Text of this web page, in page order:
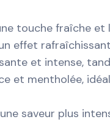
touche fraîche et
effet
et intense,
et mentholée,
saveur plus